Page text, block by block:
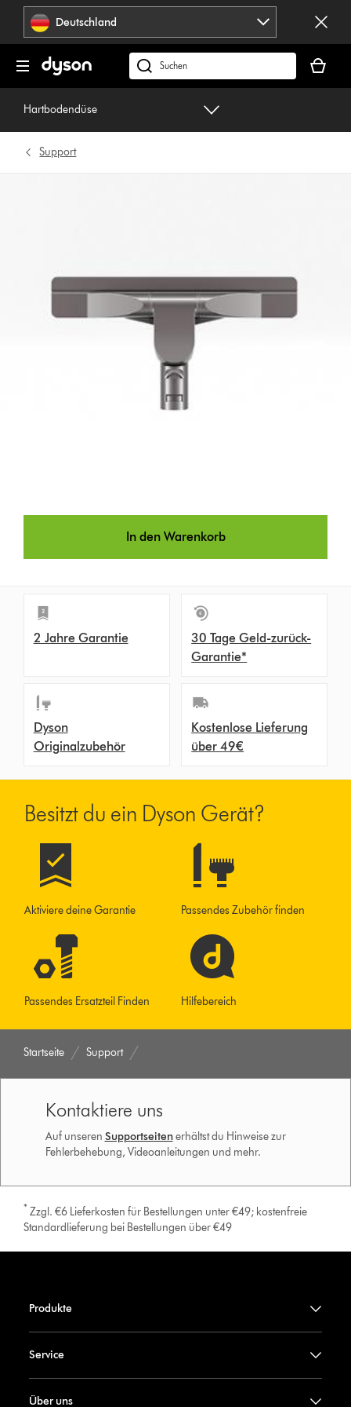
Navigation
überspringenDeutschland
dyson.de
durchsuchen
ist
Hartbodendüse
Support
In den Warenkorb
2 Jahre Garantie
30 Tage Geld-zurück-
Garantie*
Dyson
Originalzubehör
Kostenlose Lieferung
über 49€
Besitzt du ein Dyson Gerät?
Aktiviere deine Garantie Passendes Zubehör finden
Passendes Ersatzteil Finden Hilfebereich
Startseite Support
Kontaktiere uns
Auf unseren Supportseiten erhältst du Hinweise zur
Fehlerbehebung, Videoanleitungen und mehr.
* Zzgl. €6 Lieferkosten für Bestellungen unter €49; kostenfreie
Standardlieferung bei Bestellungen über €49
Produkte
Service
Über uns